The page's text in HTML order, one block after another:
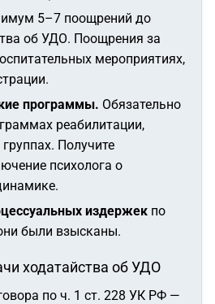
5–7 поощрений до
об УДО. Поощрения за
мероприятиях,
программы. Обязательно
реабилитации,
Получите
психолога о
издержек по
были взысканы.
ходатайства об УДО
по ч. 1 ст. 228 УК РФ —